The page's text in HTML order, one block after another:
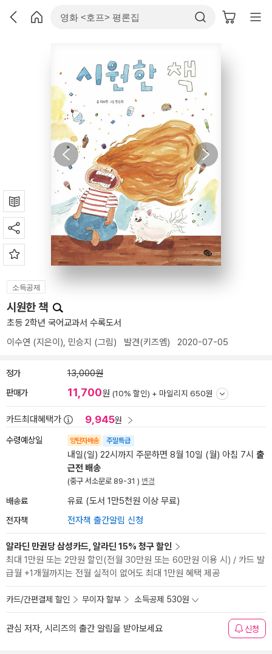
소득공제
시원한 책
초등 2학년 국어교과서 수록도서
이수연 (지은이), 민승지 (그림) 발견(키즈엠) 2020-07-05
정가 13,000원
판매가 11,700원 (10% 할인) + 마일리지 650원
카드최대혜택가 9,945원
수령예상일 양탄자배송 주말특급
내일(일) 22시까지 주문하면 8월 10일 (월) 아침 7시 출
근전 배송
(중구 서소문로 89-31 ) 변경
배송료 유료 (도서 1만5천원 이상 무료)
전자책 전자책 출간알림 신청
알라딘 만권당 삼성카드, 알라딘 15% 청구 할인
최대 1만원 또는 2만원 할인(전월 30만원 또는 60만원 이용 시) / 카드 발
급월 +1개월까지는 전월 실적이 없어도 최대 1만원 혜택 제공
카드/간편결제 할인 무이자 할부 소득공제 530원
관심 저자, 시리즈의 출간 알림을 받아보세요 신청